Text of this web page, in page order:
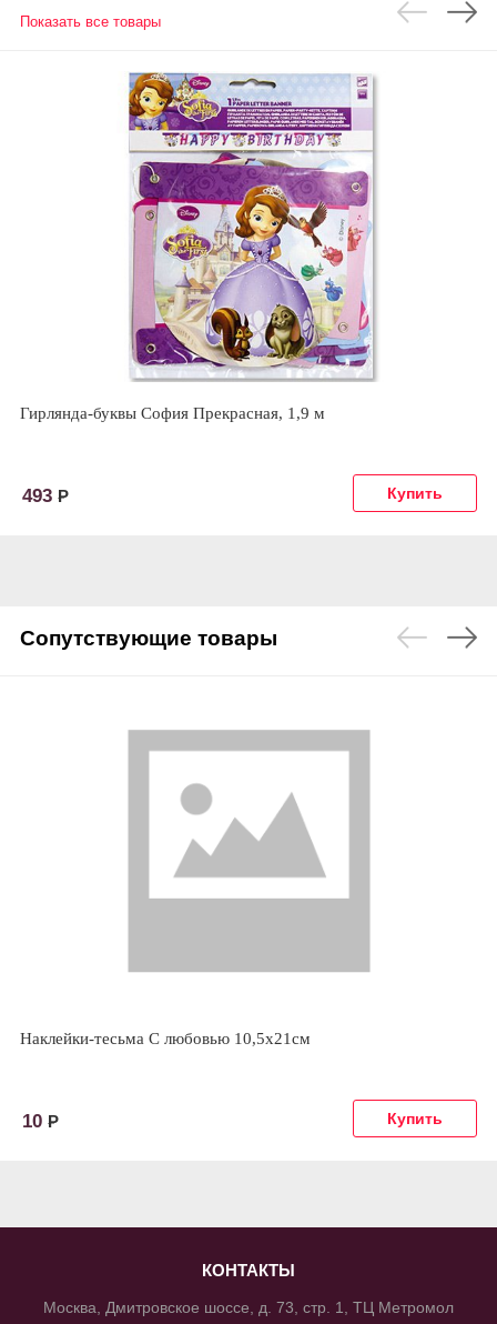
Показать все товары
Гирлянда-буквы София Прекрасная, 1,9 м
493 Р
Сопутствующие товары
Наклейки-тесьма С любовью 10,5х21см
10 Р
КОНТАКТЫ
Москва, Дмитровское шоссе, д. 73, стр. 1, ТЦ Метромол